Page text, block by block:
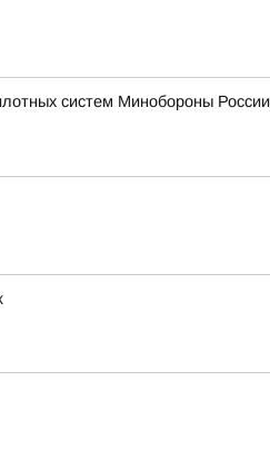
систем Минобороны